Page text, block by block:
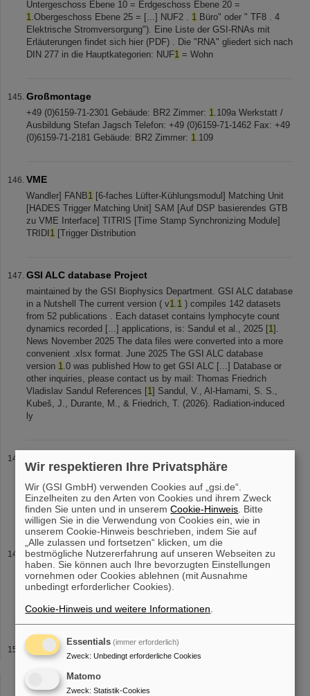
Untergeschoss Ebene 10 = Erdgeschoss Ebene 20 =
1.Obergeschoss Ebene 25 = [...] NUF2 . 1 Büro" oder " TF8 . 4
Elektrische Stromversorgung"). Eine Liste der GSI-RNAs mit
Erläuterungen findet sich hier (PDF) . Die "RNA" gliedert sich nach
DIN 277 in die Hauptkategorien: NUF1 = Wohn
Großmontage
+49 (0)6159-71-2301 Gebäude: BR2 Zimmer: 1.109a Werkstatt /
Ausbildung Stefan Jagsch Telefon: +49 (0)6159-71-1462 Fax: +49
(0)6159-71-2181 Gebäude: BR2 Zimmer: 1.109
VME
Wandler] FANB1 [6-faches Lüfter-Kühlungsmodul] Matching Unit
[HADES Trigger Matching Unit] SAM [Auf DSP basierendes GTB
zu VME Interface] TITRIS [Time Stamp Synchronizing Module]
TRIDI 1 [Trigger Distribution
GSI ALC database Project
maintained by the GSI Biophysics Department. GSI ALC database
in a Nutshell The current version ( v1.1 ) compiles 142 datasets
from 52 publications . Each dataset contains lymphocyte count
dynamics recorded [...] applications, is: Sandul et al., 2025 [1].
News November 2025 The data files were converted into a more
convenient .xlsx format. June 2025 The GSI ALC database
version 1.0 was published How to get GSI ALC [...] Database or
other inquiries, please contact us by mail: Thomas Friedrich
Vladislav Sandul References [1] Sandul, V., Al-Hamami, S. S.,
Kubeš, J., Durante, M., & Friedrich, T. (2026). Radiation-induced
ly
Dosimetrie, Diffusion und Akkumulation im Organismus Do.
27.09.12, 10:00 - Biophysik Seminar GSI Hörsaal SB
Programm 10:00 – 10:40 Radon-Zerfall, physikalische
Besonderheiten, Bahnspur Gerhard Kraft, GSI
Gesamtprojektleitung FAIR
+49-6159-71-3290 Ort: BK 14.011 Über FAIR FAIR wird eine der
größten und komplexesten Beschleunigeranlagen weltweit, Die
FAIR-Anlage besteht aus einem unterirdischen Ringbeschleuniger
mit1.100 Metern Umfang
Zahlen & Fakten
Bundesland Rheinland-Pfalz (
Mitglied Helmholtz-Gemeinschaft Deutscher Forschungszentren
Wir respektieren Ihre Privatsphäre
Wir (GSI GmbH) verwenden Cookies auf „gsi.de“.
Einzelheiten zu den Arten von Cookies und ihrem Zweck
finden Sie unten und in unseremCookie-Hinweis . Bitte
willigen Sie in die Verwendung von Cookies ein, wie in
unserem Cookie-Hinweis beschrieben, indem Sie auf
„Alle zulassen und fortsetzen“ klicken, um die
bestmögliche Nutzererfahrung auf unseren Webseiten zu
haben. Sie können auch Ihre bevorzugten Einstellungen
vornehmen oder Cookies ablehnen (mit Ausnahme
unbedingt erforderlicher Cookies).
Cookie-Hinweis und weitere Informationen
Essentials (immer erforderlich)
Zweck: Unbedingt erforderliche Cookies
Matomo
Zweck: Statistik-Cookies